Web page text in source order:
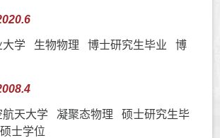
大学 生物物理 博士研究生毕业 博
航天大学 凝聚态物理 硕士研究生毕
士学位